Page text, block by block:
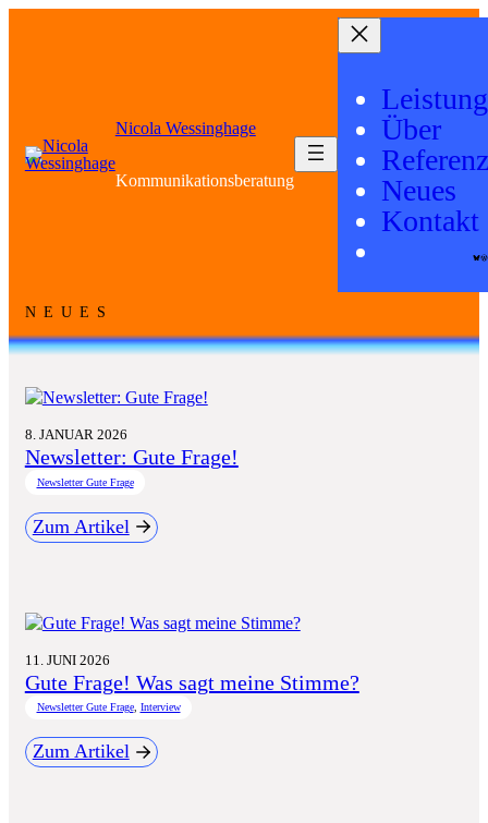
Nicola Wessinghage
Kommunikationsberatung
Über
Neues
Kontakt
NEUES
8. JANUAR 2026
Newsletter: Gute Frage!
Newsletter Gute Frage
Zum Artikel
:
11. JUNI 2026
Gute Frage! Was sagt meine Stimme?
Newsletter Gute Frage, Interview
Zum Artikel
: